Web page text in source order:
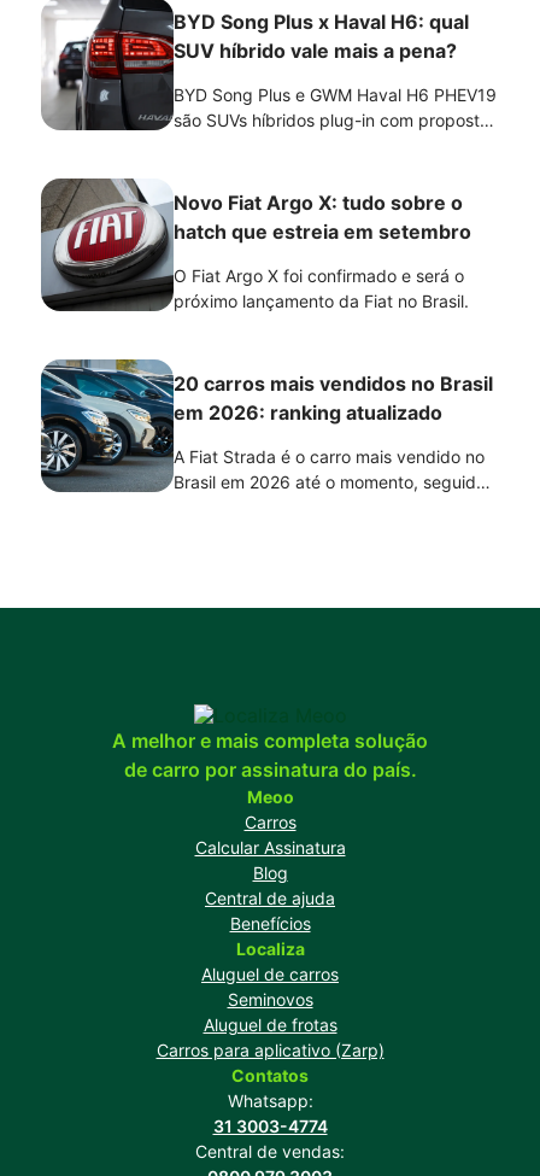
BYD Song Plus x Haval H6: qual
SUV híbrido vale mais a pena?
BYD Song Plus e GWM Haval H6 PHEV19
são SUVs híbridos plug-in com propostas
autonomia e conforto, o Haval H6
PHEV19 se destaca pelo desempenho e
pela condução mais dinâmica. A melhor
escolha depende do perfil de uso e das
prioridades de cada motorista.
Novo Fiat Argo X: tudo sobre o
hatch que estreia em setembro
O Fiat Argo X foi confirmado e será o
próximo lançamento da Fiat no Brasil.
20 carros mais vendidos no Brasil
em 2026: ranking atualizado
A Fiat Strada é o carro mais vendido no
Brasil em 2026 até o momento, seguida
acumulado do ano e mostra a força de
A melhor e mais completa solução
de carro por assinatura do país.
Meoo
Carros
Calcular Assinatura
Blog
Central de ajuda
Benefícios
Localiza
Aluguel de carros
Seminovos
Aluguel de frotas
Carros para aplicativo (Zarp)
Contatos
Whatsapp:
31 3003-4774
Central de vendas: